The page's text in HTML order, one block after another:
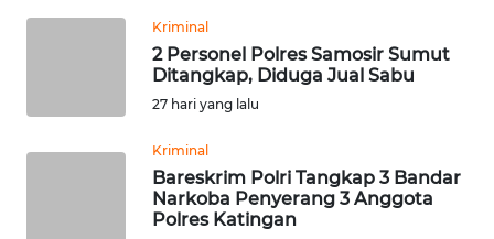
Kriminal
2 Personel Polres Samosir Sumut
Ditangkap, Diduga Jual Sabu
27 hari yang lalu
Kriminal
Bareskrim Polri Tangkap 3 Bandar
Narkoba Penyerang 3 Anggota
Polres Katingan
WN